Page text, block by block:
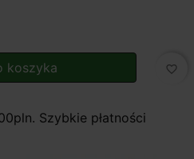
koszyka favorite_border
Szybkie płatności